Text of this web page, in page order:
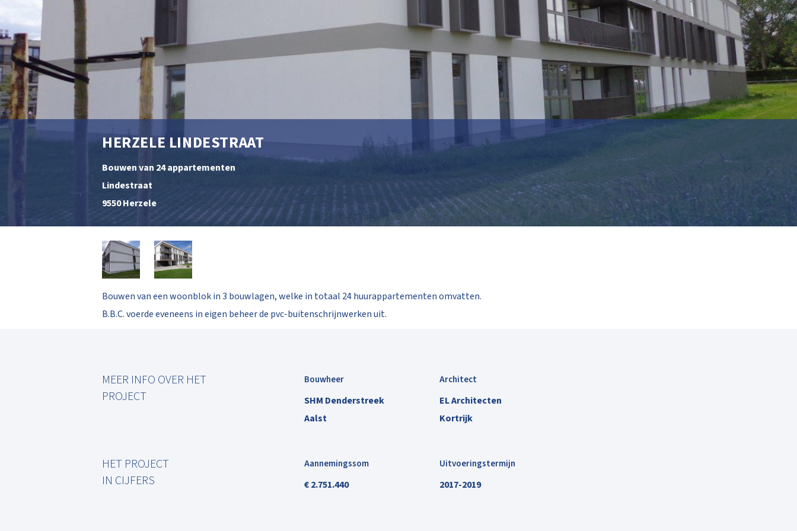
HERZELE LINDESTRAAT
Bouwen van 24 appartementen
Lindestraat
9550 Herzele
Bouwen van een woonblok in 3 bouwlagen, welke in totaal 24 huurappartementen omvatten.
B.B.C. voerde eveneens in eigen beheer de pvc-buitenschrijnwerken uit.
MEER INFO OVER HET
PROJECT
Bouwheer
SHM Denderstreek
Aalst
Architect
EL Architecten
Kortrijk
HET PROJECT
IN CIJFERS
Aannemingssom
€ 2.751.440
Uitvoeringstermijn
2017-2019